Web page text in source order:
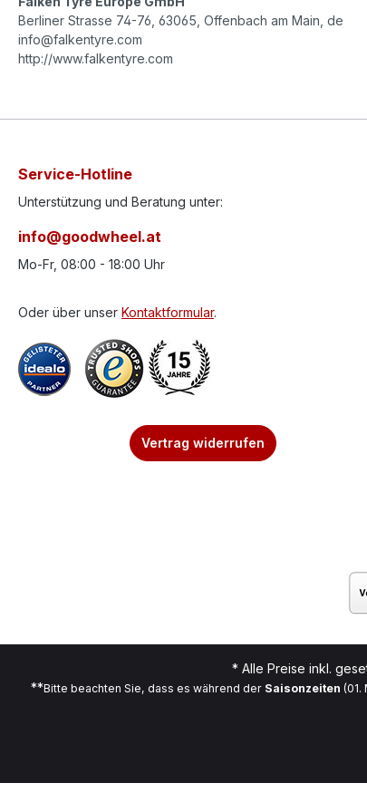
Berliner Strasse 74-76, 63065, Offenbach am Main, de
info@falkentyre.com
http://www.falkentyre.com
Service-Hotline
Unterstützung und Beratung unter:
info@goodwheel.at
Mo-Fr, 08:00 - 18:00 Uhr
Oder über unser Kontaktformular.
Vertrag widerrufen
* Alle Preise inkl.
**Bitte beachten Sie, dass es während der Saisonzeiten (01.